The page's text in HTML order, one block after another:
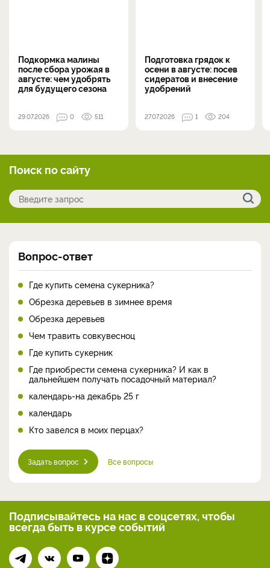
Подкормка малины
после сбора урожая в
августе: чем удобрять
для будущего сезона
29.07.2026 0 511
Подготовка грядок к
осени в августе: посев
сидератов и внесение
удобрений
27.07.2026 1 204
Поиск по сайту
Вопрос-ответ
Где купить семена сукерника?
Обрезка деревьев в зимнее время
Обрезка деревьев
Чем травить совкувесноц
Где купить сукерник
Где приобрести семена сукерника? И как в
дальнейшем получать посадочный материал?
календарь-на декабрь 25 г
календарь
Кто завелся в моих перцах?
Задать вопрос Все вопросы
Подписывайтесь на нас в соцсетях, чтобы
всегдабыть в курсе событий